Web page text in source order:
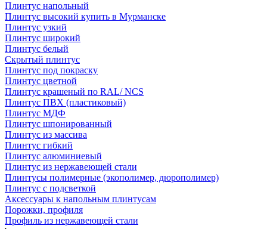
Плинтус напольный
Плинтус высокий купить в Мурманске
Плинтус узкий
Плинтус широкий
Плинтус белый
Скрытый плинтус
Плинтус под покраску
Плинтус цветной
Плинтус крашеный по RAL/ NCS
Плинтус ПВХ (пластиковый)
Плинтус МДФ
Плинтус шпонированный
Плинтус из массива
Плинтус гибкий
Плинтус алюминиевый
Плинтус из нержавеющей стали
Плинтусы полимерные (экополимер, дюрополимер)
Плинтус с подсветкой
Аксессуары к напольным плинтусам
Порожки, профиля
Профиль из нержавеющей стали